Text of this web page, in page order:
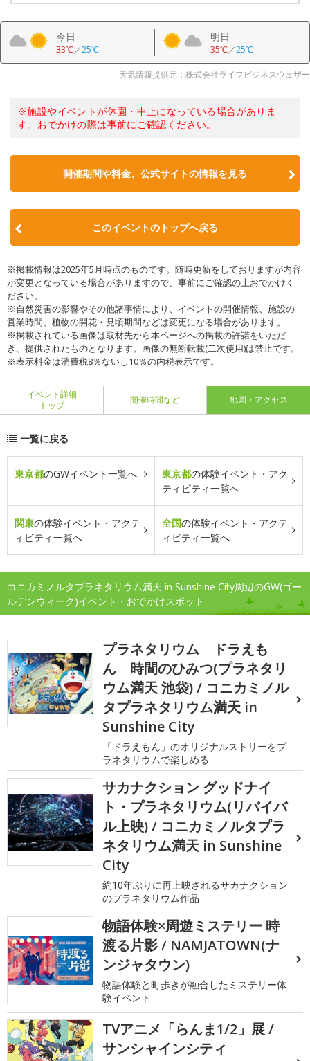
今日
33℃／25℃
明日
35℃／25℃
天気情報提供元：株式会社ライフビジネスウェザー
※施設やイベントが休園・中止になっている場合がありま
す。おでかけの際は事前にご確認ください。
開催期間や料金、公式サイトの情報を見る
このイベントのトップへ戻る
※掲載情報は2025年5月時点のものです。随時更新をしておりますが内容
が変更となっている場合がありますので、事前にご確認の上おでかけく
ださい。
※自然災害の影響やその他諸事情により、イベントの開催情報、施設の
営業時間、植物の開花・見頃期間などは変更になる場合があります。
※掲載されている画像は取材先から本ページへの掲載の許諾をいただ
き、提供されたものとなります。画像の無断転載(二次使用)は禁止です。
※表示料金は消費税8％ないし10％の内税表示です。
イベント詳細
トップ
開催時間など 地図・アクセス
一覧に戻る
東京都のGWイベント一覧へ 東京都の体験イベント・アク
ティビティ一覧へ
関東の体験イベント・アクテ
ィビティ一覧へ
全国の体験イベント・アクテ
ィビティ一覧へ
コニカミノルタプラネタリウム満天 in Sunshine City周辺のGW(ゴー
ルデンウィーク)イベント・おでかけスポット
プラネタリウム ドラえも
ん 時間のひみつ(プラネタリ
ウム満天 池袋) / コニカミノル
タプラネタリウム満天 in
Sunshine City
「ドラえもん」のオリジナルストリーをプ
ラネタリウムで楽しめる
サカナクション グッドナイ
ト・プラネタリウム(リバイバ
ル上映) / コニカミノルタプラ
ネタリウム満天 in Sunshine
City
約10年ぶりに再上映されるサカナクション
のプラネタリウム作品
物語体験×周遊ミステリー 時
渡る片影 / NAMJATOWN(ナ
ンジャタウン)
物語体験と町歩きが融合したミステリー体
験イベント
TVアニメ「らんま1/2」展 /
サンシャインシティ